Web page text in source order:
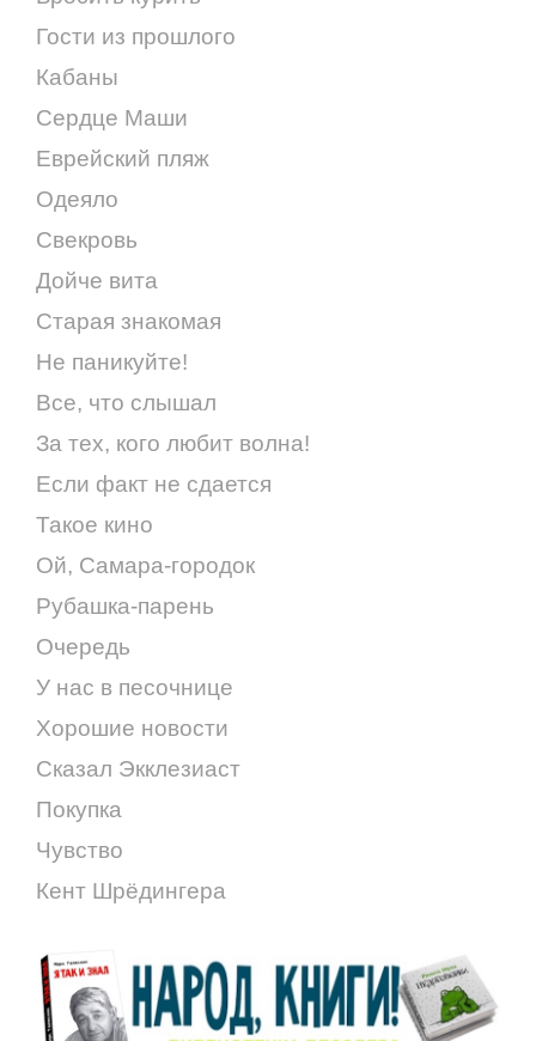
Гости из прошлого
Кабаны
Сердце Маши
Еврейский пляж
Одеяло
Свекровь
Дойче вита
Старая знакомая
Не паникуйте!
Все, что слышал
За тех, кого любит волна!
Если факт не сдается
Такое кино
Ой, Самара-городок
Рубашка-парень
Очередь
У нас в песочнице
Хорошие новости
Сказал Экклезиаст
Покупка
Чувство
Кент Шрёдингера